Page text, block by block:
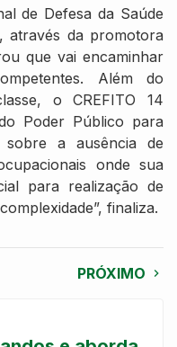
de Defesa da Saúde
através da promotora
que vai encaminhar
Além do
o CREFITO 14
Poder Público para
a ausência de
onde sua
para realização de
finaliza.
PRÓXIMO